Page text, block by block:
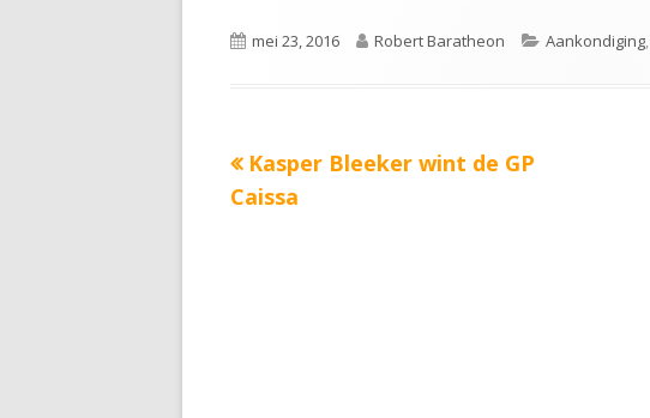
Gepubliceerd
mei 23, 2016 Auteur
Robert Baratheon Categorieën
Aankondiging,
Bericht
Vorige
bericht:
Kasper Bleeker wint de GP
Caissa